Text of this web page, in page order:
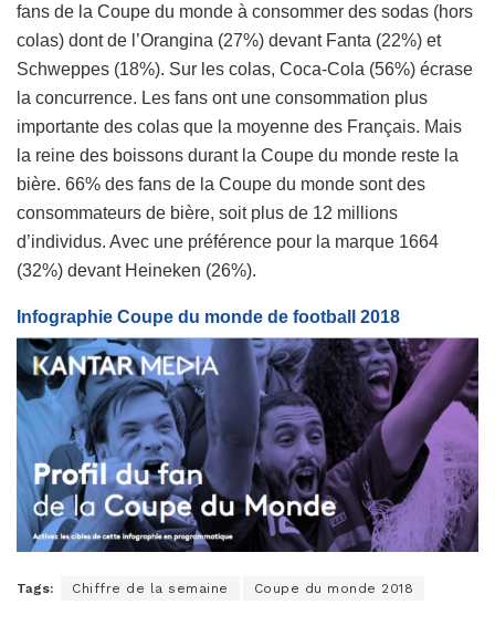
fans de la Coupe du monde à consommer des sodas (hors
colas) dont de l’Orangina (27%) devant Fanta (22%) et
Schweppes (18%). Sur les colas, Coca-Cola (56%) écrase
la concurrence. Les fans ont une consommation plus
importante des colas que la moyenne des Français. Mais
la reine des boissons durant la Coupe du monde reste la
bière. 66% des fans de la Coupe du monde sont des
consommateurs de bière, soit plus de 12 millions
d’individus. Avec une préférence pour la marque 1664
(32%) devant Heineken (26%).
Infographie Coupe du monde de football 2018
Tags: Chiffre de la semaine Coupe du monde 2018